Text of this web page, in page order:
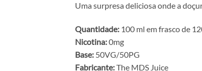
Uma surpresa deliciosa onde a
Quantidade: 100 ml em frasco de
Nicotina:0mg
Base: 50VG/50PG
Fabricante:The MDS Juice